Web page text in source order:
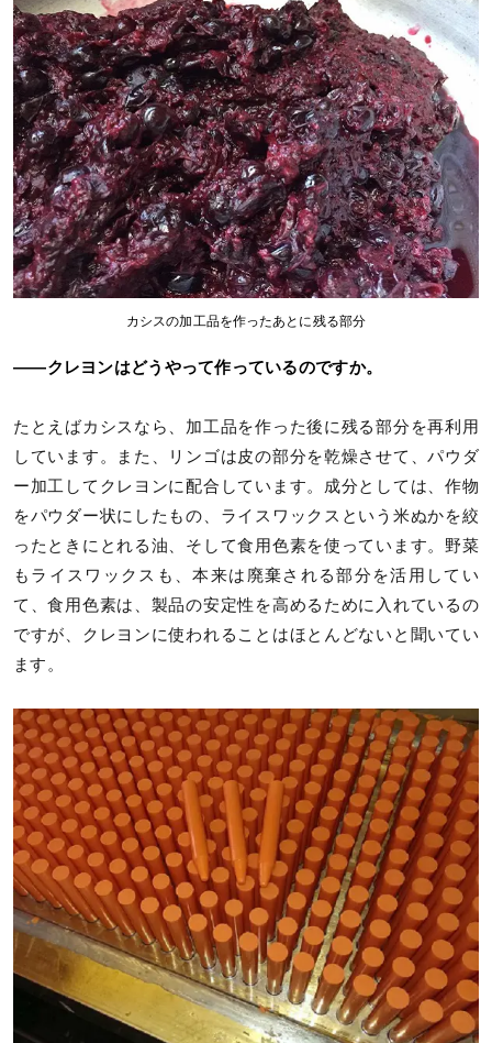
カシスの加工品を作ったあとに残る部分
――クレヨンはどうやって作っているのですか。
たとえばカシスなら、加工品を作った後に残る部分を再利用
しています。また、リンゴは皮の部分を乾燥させて、パウダ
ー加工してクレヨンに配合しています。成分としては、作物
をパウダー状にしたもの、ライスワックスという米ぬかを絞
ったときにとれる油、そして食用色素を使っています。野菜
もライスワックスも、本来は廃棄される部分を活用してい
て、食用色素は、製品の安定性を高めるために入れているの
ですが、クレヨンに使われることはほとんどないと聞いてい
ます。